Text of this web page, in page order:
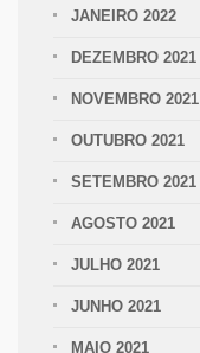
JANEIRO 2022
DEZEMBRO 2021
NOVEMBRO 2021
OUTUBRO 2021
SETEMBRO 2021
AGOSTO 2021
JULHO 2021
JUNHO 2021
MAIO 2021